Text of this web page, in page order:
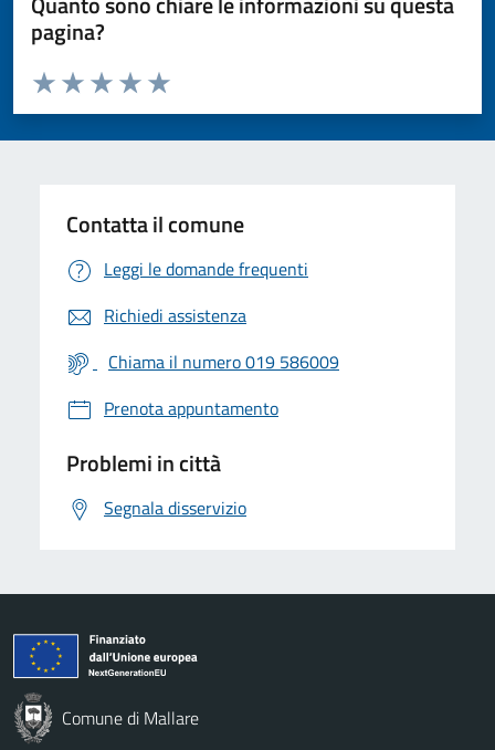
pagina?
Valuta da 1 a 5 stelle la pagina
Valuta 5 stelle su 5
Valuta 4 stelle su 5
Valuta 3 stelle su 5
Valuta 2 stelle su 5
Valuta 1 stelle su 5
Contatta il comune
Leggi le domande frequenti
Richiedi assistenza
Chiama il numero 019 586009
Prenota appuntamento
Problemi in città
Segnala disservizio
Comune di Mallare